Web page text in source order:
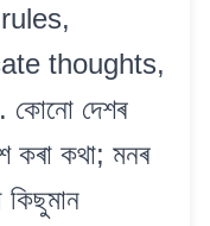
thoughts,
দেশৰ
কৰা কথা; মনৰ
কিছুমান